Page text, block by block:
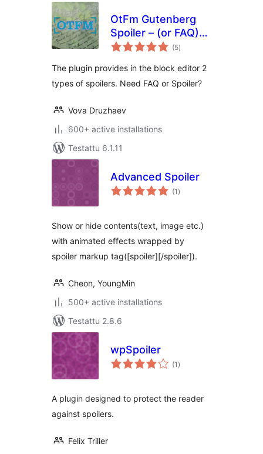
OtFm Gutenberg
Spoiler – (or FAQ)
collapse block
(5arvosanat
yhteensä
)
The plugin provides in the block editor 2
types of spoilers. Need FAQ or Spoiler?
Vova Druzhaev
600+ active installations
Testattu 6.1.11
Advanced Spoiler
(1 arvosanat
yhteensä
)
Show or hide contents(text, image etc.)
with animated effects wrapped by
spoiler markup tag([spoiler][/spoiler]).
Cheon, YoungMin
500+ active installations
Testattu 2.8.6
wpSpoiler
(1 arvosanat
yhteensä
)
A plugin designed to protect the reader
against spoilers.
Felix Triller